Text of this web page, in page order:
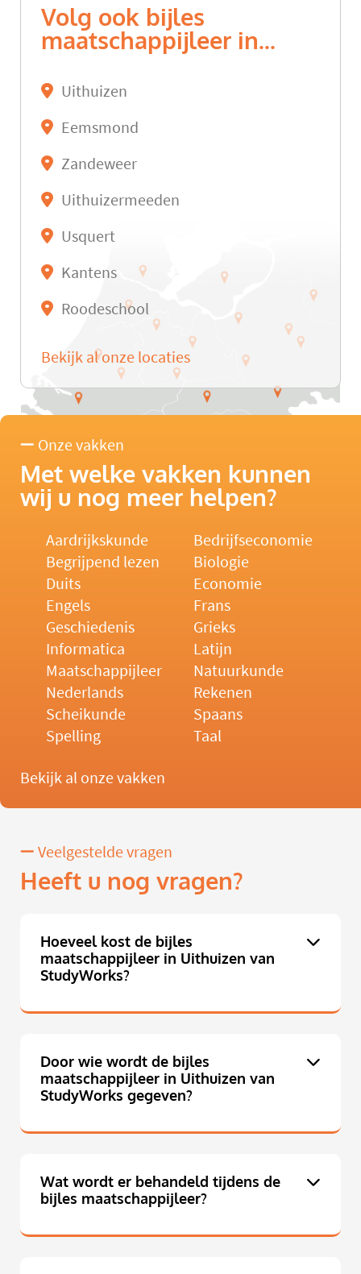
Volg ook bijles
maatschappijleer in...
Uithuizen
Eemsmond
Zandeweer
Uithuizermeeden
Usquert
Kantens
Roodeschool
Bekijk al onze locaties
Onze vakken
Met welke vakken kunnen
wij u nog meer helpen?
Aardrijkskunde
Bedrijfseconomie
Begrijpend lezen
Biologie
Duits
Economie
Engels
Frans
Geschiedenis
Grieks
Informatica
Latijn
Maatschappijleer
Natuurkunde
Nederlands
Rekenen
Scheikunde
Spaans
Spelling
Taal
Bekijk al onze vakken
Veelgestelde vragen
Heeft u nog vragen?
Hoeveel kost de bijles
maatschappijleer in Uithuizen van
StudyWorks?
Door wie wordt de bijles
maatschappijleer in Uithuizen van
StudyWorks gegeven?
Wat wordt er behandeld tijdens de
bijles maatschappijleer?